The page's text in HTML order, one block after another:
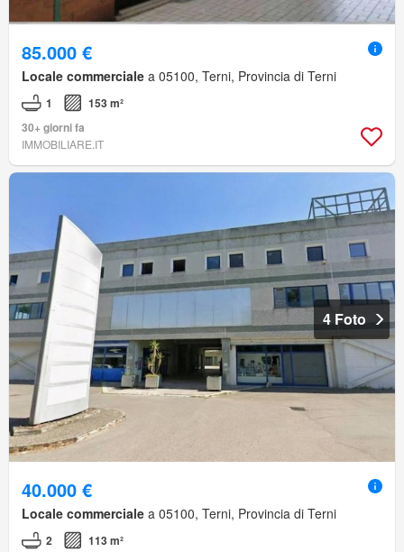
85.000 €
Locale commerciale a 05100, Terni, Provincia di Terni
1
153 m²
30+ giorni fa
IMMOBILIARE.IT
4 Foto
40.000 €
Locale commerciale a 05100, Terni, Provincia di Terni
2 113 m²